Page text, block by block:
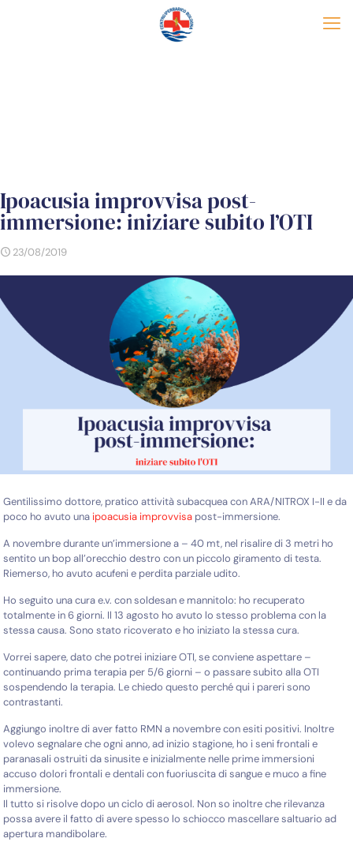
Ipoacusia improvvisa post-
immersione: iniziare subito l’OTI
23/08/2019
Gentilissimo dottore, pratico attività subacquea con ARA/NITROX I-II e da
poco ho avuto una ipoacusia improvvisa post-immersione.
A novembre durante un’immersione a – 40 mt, nel risalire di 3 metri ho
sentito un bop all’orecchio destro con un piccolo giramento di testa.
Riemerso, ho avuto acufeni e perdita parziale udito.
Ho seguito una cura e.v. con soldesan e mannitolo: ho recuperato
totalmente in 6 giorni. Il 13 agosto ho avuto lo stesso problema con la
stessa causa. Sono stato ricoverato e ho iniziato la stessa cura.
Vorrei sapere, dato che potrei iniziare OTI, se conviene aspettare –
continuando prima terapia per 5/6 giorni – o passare subito alla OTI
sospendendo la terapia. Le chiedo questo perché qui i pareri sono
contrastanti.
Aggiungo inoltre di aver fatto RMN a novembre con esiti positivi. Inoltre
volevo segnalare che ogni anno, ad inizio stagione, ho i seni frontali e
paranasali ostruiti da sinusite e inizialmente nelle prime immersioni
accuso dolori frontali e dentali con fuoriuscita di sangue e muco a fine
immersione.
Il tutto si risolve dopo un ciclo di aerosol. Non so inoltre che rilevanza
possa avere il fatto di avere spesso lo schiocco mascellare saltuario ad
apertura mandibolare.